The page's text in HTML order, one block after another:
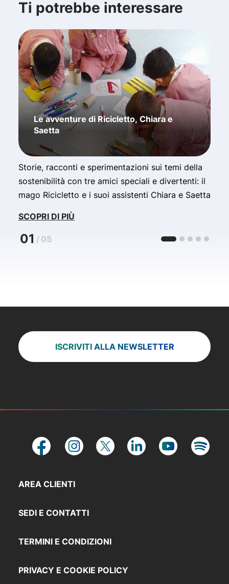
Ti potrebbe interessare
Le avventure di Ricicletto, Chiara e
Saetta
Storie, racconti e sperimentazioni sui temi della
sostenibilità con tre amici speciali e divertenti: il
mago Ricicletto e i suoi assistenti Chiara e Saetta
SCOPRI DI PIÙ
01 / 05
ISCRIVITI ALLA NEWSLETTER
AREA CLIENTI
SEDI E CONTATTI
TERMINI E CONDIZIONI
PRIVACY E COOKIE POLICY